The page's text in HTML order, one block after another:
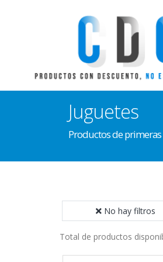
Juguetes
Productos de
No hay filtros
Total de productos